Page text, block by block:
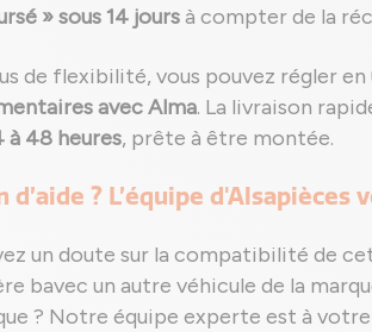
» sous 14 joursà compter de la
de flexibilité, vous pouvez régler en
avec Alma. La livraison
à 48 heures, prête à être montée.
d’aide ? L’équipe d'Alsapièces
un doute sur la compatibilité de
bavec un autre véhicule de la
? Notre équipe experte est à